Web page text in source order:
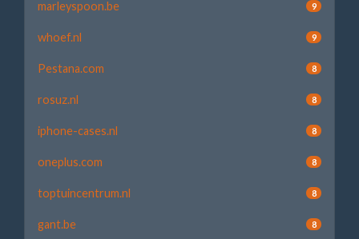
marleyspoon.be 9
whoef.nl 9
Pestana.com 8
rosuz.nl 8
iphone-cases.nl 8
oneplus.com 8
toptuincentrum.nl 8
gant.be 8